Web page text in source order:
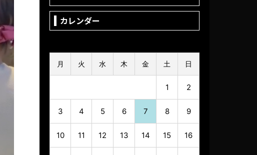
カレンダー
月 火 水 木 金 土 日
1 2
3 4 5 6 7 8 9
10 11 12 13 14 15 16